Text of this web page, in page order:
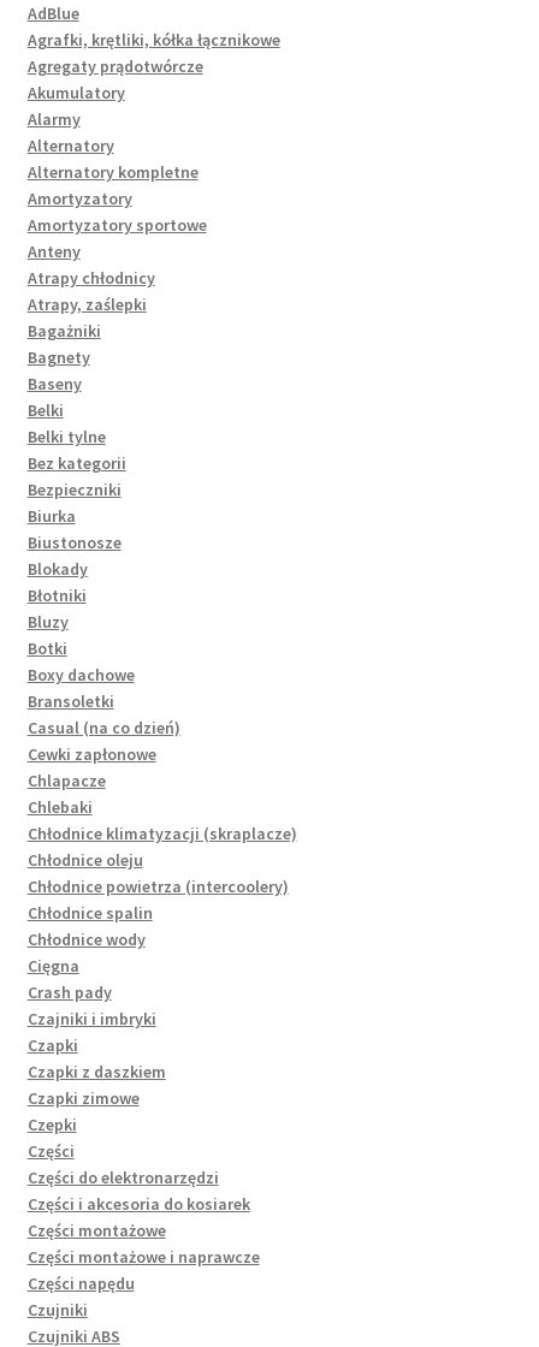
AdBlue
Agrafki, krętliki, kółka łącznikowe
Agregaty prądotwórcze
Akumulatory
Alarmy
Alternatory
Alternatory kompletne
Amortyzatory
Amortyzatory sportowe
Anteny
Atrapy chłodnicy
Atrapy, zaślepki
Bagażniki
Bagnety
Baseny
Belki
Belki tylne
Bez kategorii
Bezpieczniki
Biurka
Biustonosze
Blokady
Błotniki
Bluzy
Botki
Boxy dachowe
Bransoletki
Casual (na co dzień)
Cewki zapłonowe
Chlapacze
Chlebaki
Chłodnice klimatyzacji (skraplacze)
Chłodnice oleju
Chłodnice powietrza (intercoolery)
Chłodnice spalin
Chłodnice wody
Cięgna
Crash pady
Czajniki i imbryki
Czapki
Czapki z daszkiem
Czapki zimowe
Czepki
Części
Części do elektronarzędzi
Części i akcesoria do kosiarek
Części montażowe
Części montażowe i naprawcze
Części napędu
Czujniki
Czujniki ABS